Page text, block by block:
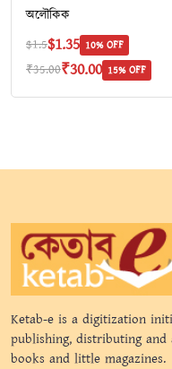
অলৌকিক
$1.5$1.35 10% OFF
₹35.00₹30.00 15% OFF
Ketab-e is a digitization
publishing, distributing
books and little magazines.